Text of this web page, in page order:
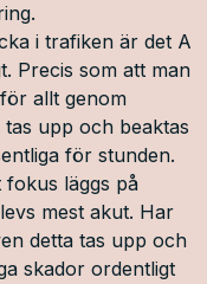
i trafiken är det A
Precis som att man
allt genom
upp och beaktas
för stunden.
läggs på
mest akut. Har
detta tas upp och
skador ordentligt